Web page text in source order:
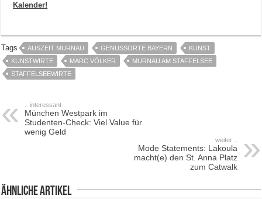
Kalender!
Tags AUSZEIT MURNAU GENUSSORTE BAYERN
KUNST
KUNSTWIRTE
MARC VÖLKER
MURNAU AM STAFFELSEE
STAFFELSEEWIRTE
.. interessant
München Westpark im
Studenten-Check: Viel Value für
wenig Geld
weiter ..
Mode Statements: Lakoula
macht(e) den St. Anna Platz
zum Catwalk
ähnliche Artikel